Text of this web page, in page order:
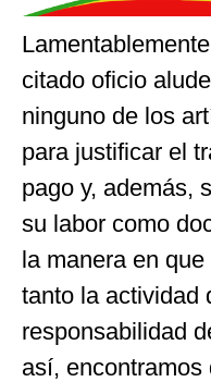
citado oficio
ninguno de los
para justificar el
pago y, además,
su labor como
la manera en
tanto la actividad
responsabilidad
así,